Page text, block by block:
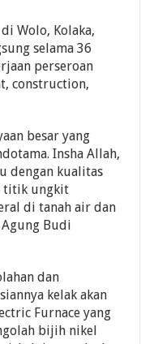
Wolo, Kolaka,
selama 36
perseroan
construction,
besar yang
Insha Allah,
dengan kualitas
titik ungkit
di tanah air dan
Budi
dan
kelak akan
Furnace yang
bijih nikel